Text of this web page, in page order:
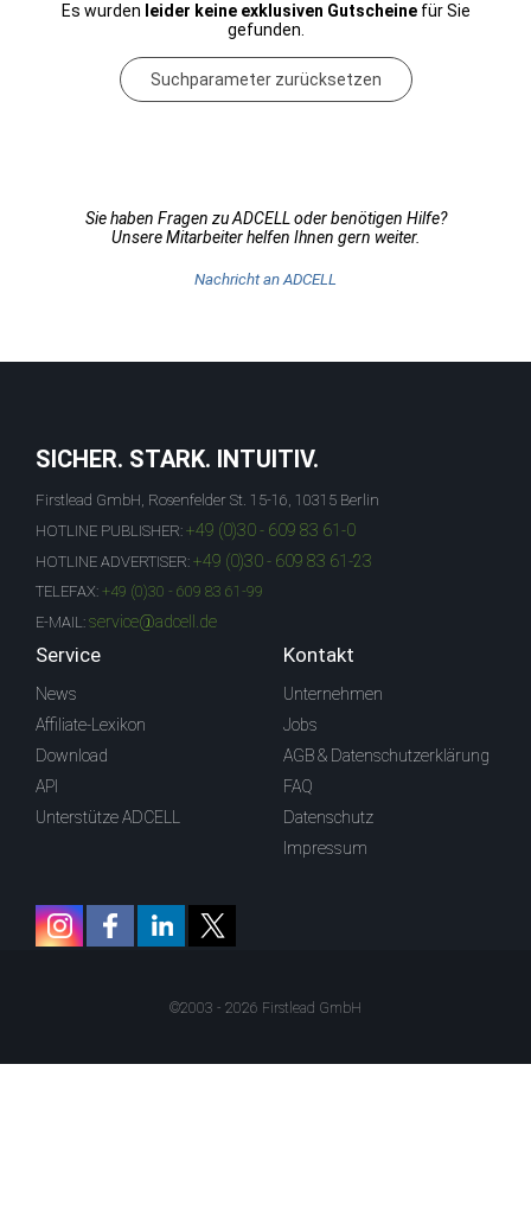
Es wurden leider keine exklusiven Gutscheinefür Sie
gefunden.
Suchparameter zurücksetzen
Sie haben Fragen zu ADCELL oder benötigen Hilfe?
Unsere Mitarbeiter helfen Ihnen gern weiter.
Nachricht an ADCELL
SICHER. STARK. INTUITIV.
Firstlead GmbH, Rosenfelder St. 15-16, 10315 Berlin
HOTLINE PUBLISHER: +49 (0)30 - 609 83 61-0
HOTLINE ADVERTISER: +49 (0)30 - 609 83 61-23
TELEFAX: +49 (0)30 - 609 83 61-99
E-MAIL: service@adcell.de
Service
News
Affiliate-Lexikon
Download
API
Unterstütze ADCELL
Kontakt
Unternehmen
Jobs
AGB & Datenschutzerklärung
FAQ
Datenschutz
Impressum
©2003 - 2026 Firstlead GmbH